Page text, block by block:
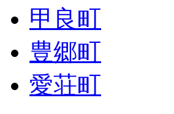
甲良町
豊郷町
愛荘町